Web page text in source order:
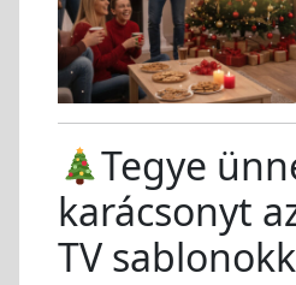
Tegye
karácsonyt
TV